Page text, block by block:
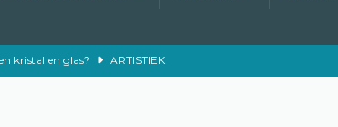
kristal en glas? ARTISTIEK